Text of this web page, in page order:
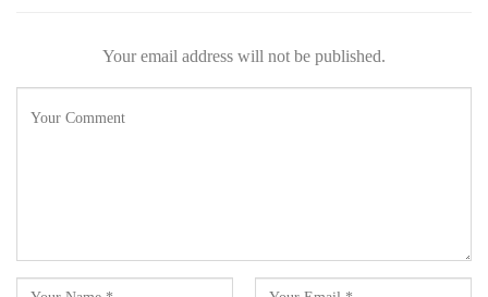
Your email address will not be published.